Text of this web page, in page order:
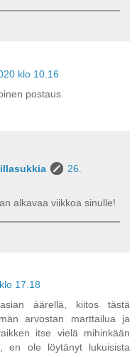
klo 10.16
postaus.
26.
alkavaa viikkoa sinulle!
17.18
äärellä, kiitos tästä
arvostan marttailua ja
itse vielä mihinkään
en ole löytänyt lukuisista